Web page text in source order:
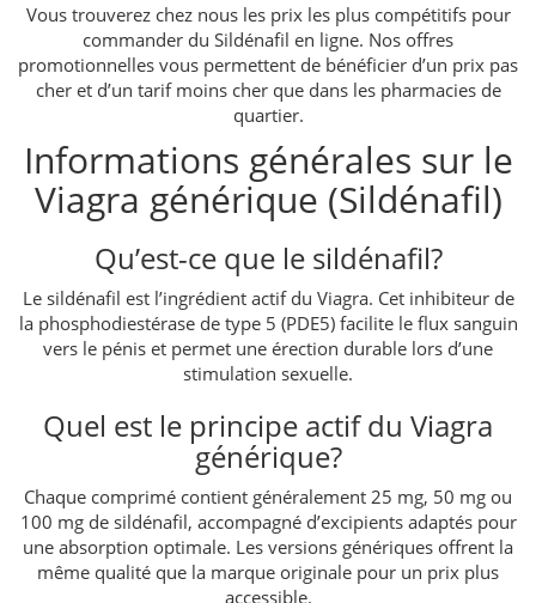
Vous trouverez chez nous les prix les plus compétitifs pour
commander du Sildénafil en ligne. Nos offres
promotionnelles vous permettent de bénéficier d’un prix pas
cher et d’un tarif moins cher que dans les pharmacies de
quartier.
Informations générales sur le
Viagra générique (Sildénafil)
Qu’est-ce que le sildénafil?
Le sildénafil est l’ingrédient actif du Viagra. Cet inhibiteur de
la phosphodiestérase de type 5 (PDE5) facilite le flux sanguin
vers le pénis et permet une érection durable lors d’une
stimulation sexuelle.
Quel est le principe actif du Viagra
générique?
Chaque comprimé contient généralement 25 mg, 50 mg ou
100 mg de sildénafil, accompagné d’excipients adaptés pour
une absorption optimale. Les versions génériques offrent la
même qualité que la marque originale pour un prix plus
accessible.